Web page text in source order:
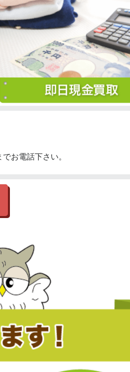
お電話下さい。